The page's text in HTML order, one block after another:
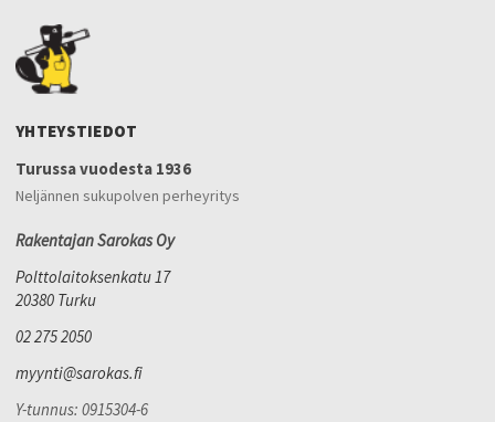
YHTEYSTIEDOT
Turussa vuodesta 1936
Neljännen sukupolven perheyritys
Rakentajan Sarokas Oy
Polttolaitoksenkatu 17
20380 Turku
02 275 2050
myynti@sarokas.fi
Y-tunnus: 0915304-6